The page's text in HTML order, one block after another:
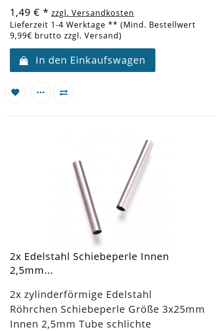
1,49 € * zzgl. Versandkosten
Lieferzeit 1-4 Werktage ** (Mind. Bestellwert
9,99€ brutto zzgl. Versand)
In den Einkaufswagen
2x Edelstahl Schiebeperle Innen
2,5mm...
2x zylinderförmige Edelstahl
Röhrchen Schiebeperle Größe 3x25mm
Innen 2,5mm Tube schlichte